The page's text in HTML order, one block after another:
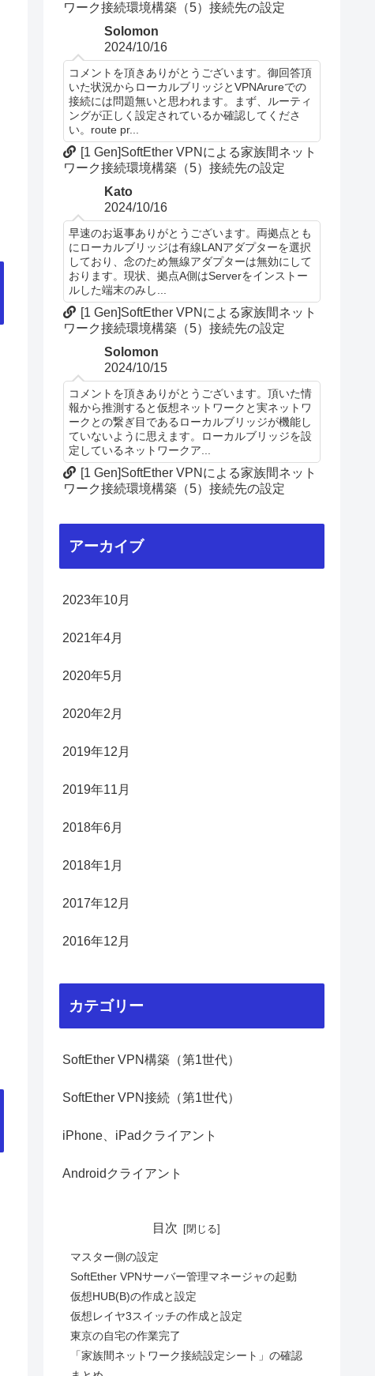
ワーク接続環境構築（5）接続先の設定
Solomon
2024/10/16
コメントを頂きありがとうございます。御回答頂
いた状況からローカルブリッジとVPNArureでの
接続には問題無いと思われます。まず、ルーティ
ングが正しく設定されているか確認してくださ
い。route pr...
[1 Gen]SoftEther VPNによる家族間ネット
ワーク接続環境構築（5）接続先の設定
Kato
2024/10/16
早速のお返事ありがとうございます。両拠点とも
にローカルブリッジは有線LANアダプターを選択
しており、念のため無線アダプターは無効にして
おります。現状、拠点A側はServerをインストー
ルした端末のみし...
[1 Gen]SoftEther VPNによる家族間ネット
ワーク接続環境構築（5）接続先の設定
Solomon
2024/10/15
コメントを頂きありがとうございます。頂いた情
報から推測すると仮想ネットワークと実ネットワ
ークとの繋ぎ目であるローカルブリッジが機能し
ていないように思えます。ローカルブリッジを設
定しているネットワークア...
[1 Gen]SoftEther VPNによる家族間ネット
ワーク接続環境構築（5）接続先の設定
アーカイブ
2023年10月
2021年4月
2020年5月
2020年2月
2019年12月
2019年11月
2018年6月
2018年1月
2017年12月
2016年12月
カテゴリー
SoftEther VPN構築（第1世代）
SoftEther VPN接続（第1世代）
iPhone、iPadクライアント
Androidクライアント
目次
マスター側の設定
SoftEther VPNサーバー管理マネージャの起動
仮想HUB(B)の作成と設定
仮想レイヤ3スイッチの作成と設定
東京の自宅の作業完了
「家族間ネットワーク接続設定シート」の確認